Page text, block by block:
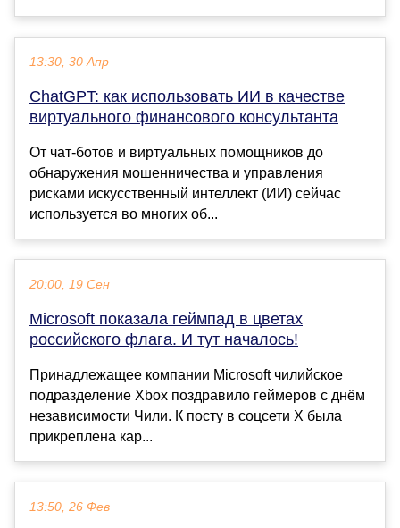
13:30, 30 Апр
ChatGPT: как использовать ИИ в качестве
виртуального финансового консультанта
От чат-ботов и виртуальных помощников до
обнаружения мошенничества и управления
рисками искусственный интеллект (ИИ) сейчас
используется во многих об...
20:00, 19 Сен
Microsoft показала геймпад в цветах
российского флага. И тут началось!
Принадлежащее компании Microsoft чилийское
подразделение Xbox поздравило геймеров с днём
независимости Чили. К посту в соцсети X была
прикреплена кар...
13:50, 26 Фев